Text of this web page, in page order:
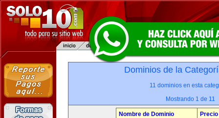
Dominios de la
11 dominios en esta
Mostrando 1 de 11
Nombre de Dominio
Precio